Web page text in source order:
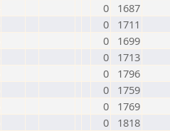
0
1687
0
1711
0
1699
0
1713
0
1796
0
1759
0
1769
0
1818